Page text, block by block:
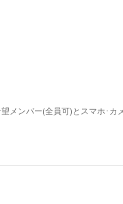
メンバー(全員可)とスマホ･